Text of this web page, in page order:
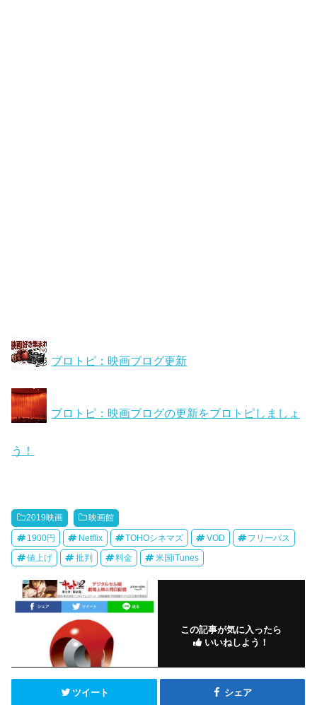
ブロトピ：映画ブログ更新
ブロトピ：映画ブログの更新をブロトピしましょ
う！
2019映画 映画館
1900円 Netflix TOHOシネマズ VOD フリーパス
値上げ 批判 料金 米国iTunes
この記事が気に入ったら
いいねしよう！
ツイート シェア